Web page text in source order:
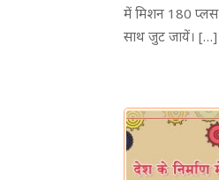
में मिशन 180 प्लस
साथ जुट जायें। […]